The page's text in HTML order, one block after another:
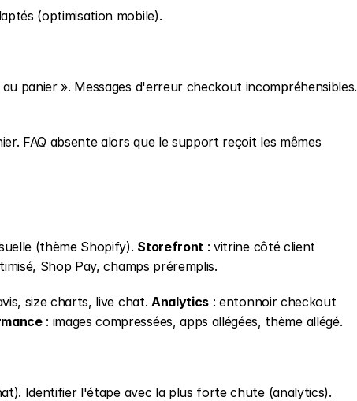
(optimisation mobile).
panier ». Messages d'erreur checkout incompréhensibles.
FAQ absente alors que le support reçoit les mêmes
(thème Shopify). Storefront : vitrine côté client
Shop Pay, champs préremplis.
size charts, live chat. Analytics : entonnoir checkout
: images compressées, apps allégées, thème allégé.
Identifier l'étape avec la plus forte chute (analytics).